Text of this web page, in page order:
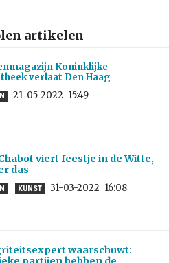
artikelen
Koninklijke
verlaat Den Haag
21-05-2022 15:49
viert feestje in de Witte,
das
KUNST 31-03-2022 16:08
waarschuwt: